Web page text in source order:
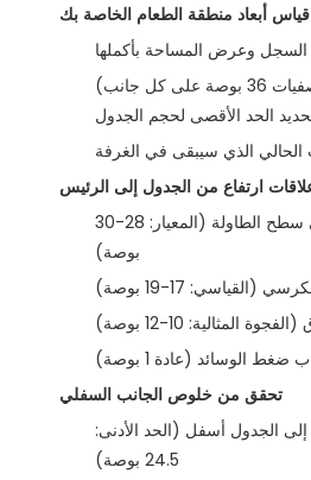
قياس أبعاد منطقة الطعام الخاصة بك
وعرض المساحة بأكملها
قم بطرح 72 بوصة (تصفيات 36 بوصة على كل جانب)
الحد الأقصى لحجم الجدول
الحالي الذي سيبقى في الغرفة
ارتفاع من الجدول إلى الرئيس
قم بقياس من الأرض إلى سطح الطاولة (المعيار: 28-30
بوصة)
17-19 بوصة)
المثالية: 10-12 بوصة)
الوسائد (عادة 1 بوصة)
تحقق من خلوص الجانب السفلي
الجدول أسفل (الحد الأدنى:
24.5 بوصة)